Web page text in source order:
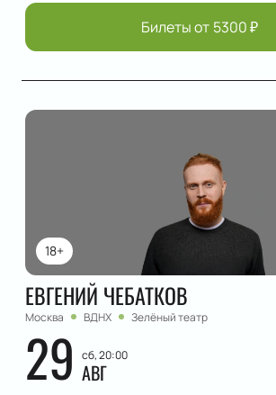
Билеты от 5300₽
18+
ЕВГЕНИЙ ЧЕБАТКОВ
Москва ВДНХ Зелёный театр
29 сб, 20:00
АВГ